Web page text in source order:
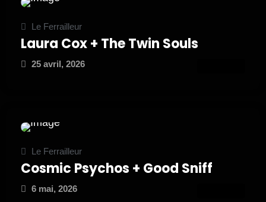
Le Ferrailleur
Laura Cox + The Twin Souls
25 avril, 2026
Le Ferrailleur
Cosmic Psychos + Good Sniff
6 mai, 2026